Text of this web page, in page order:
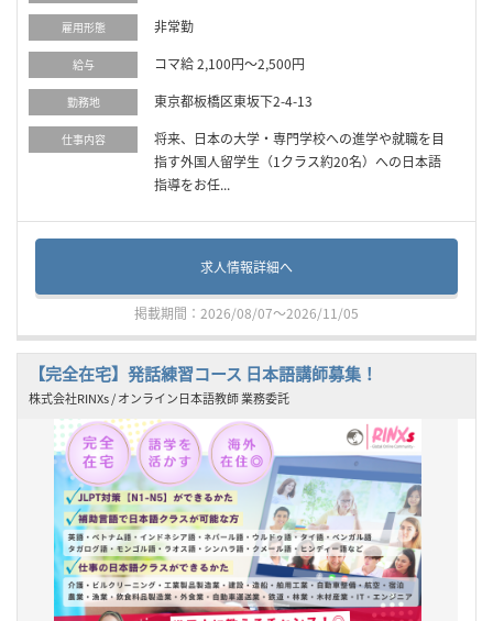
雇用形態 非常勤
給与 コマ給 2,100円～2,500円
勤務地 東京都板橋区東坂下2-4-13
仕事内容
将来、日本の大学・専門学校への進学や就職を目
指す外国人留学生（1クラス約20名）への日本語
指導をお任...
求人情報詳細へ
掲載期間：2026/08/07～2026/11/05
【完全在宅】発話練習コース 日本語講師募集！
株式会社RINXs / オンライン日本語教師 業務委託